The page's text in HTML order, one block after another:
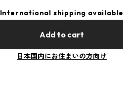
International shipping available
Add to cart
日本国内にお住まいの方向け